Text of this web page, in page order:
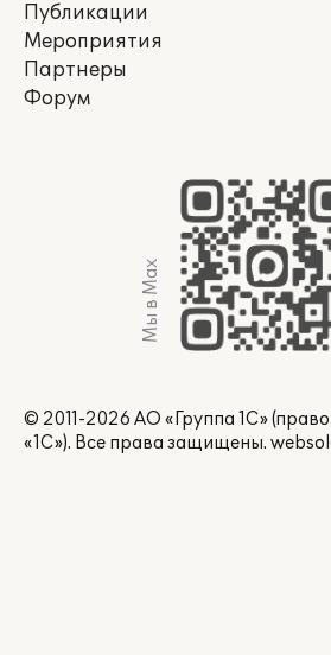
Публикации
Мероприятия
Партнеры
Форум
Мы в Max
© 2011-2026 АО «Группа 1С»
«1С»). Все права защищены.